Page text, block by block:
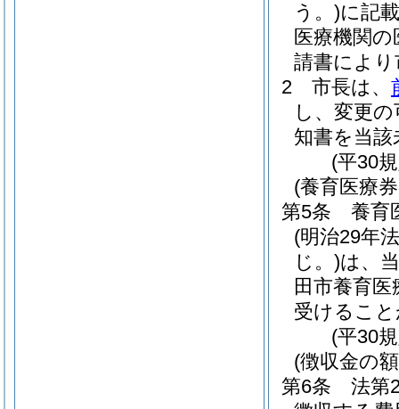
う。)に記
医療機関
請書によ
2
市長は、
し、変更
知書を当
(平30
(養育医療
第5条
養育
(明治29年
じ。)は、
田市養育
受けるこ
(平30
(徴収金の
第6条
法第